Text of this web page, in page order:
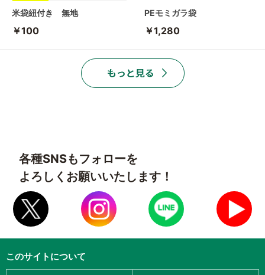
米袋紐付き 無地
￥100
PEモミガラ袋
￥1,280
各種SNSもフォローを
よろしくお願いいたします！
このサイトについて